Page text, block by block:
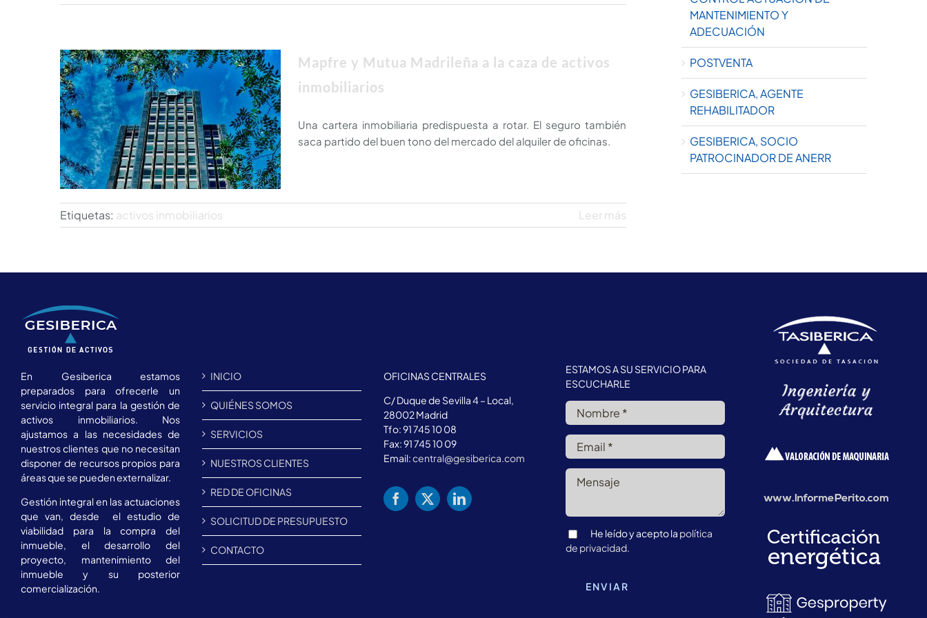
Mapfre y Mutua Madrileña a la caza de activos
inmobiliarios
Una cartera inmobiliaria predispuesta a rotar. El seguro también
saca partido del buen tono del mercado del alquiler de oficinas.
Etiquetas: activos inmobiliarios Leer más
MANTENIMIENTO Y
ADECUACIÓN
POSTVENTA
GESIBERICA, AGENTE
REHABILITADOR
GESIBERICA, SOCIO
PATROCINADOR DE ANERR
En Gesiberica estamos
preparados para ofrecerle un
servicio integral para la gestión de
activos inmobiliarios. Nos
ajustamos a las necesidades de
nuestros clientes que no necesitan
disponer de recursos propios para
áreas que se pueden externalizar.
Gestión integral en las actuaciones
que van, desde el estudio de
viabilidad para la compra del
inmueble, el desarrollo del
proyecto, mantenimiento del
inmueble y su posterior
comercialización.
INICIO
QUIÉNES SOMOS
SERVICIOS
NUESTROS CLIENTES
RED DE OFICINAS
SOLICITUD DE PRESUPUESTO
CONTACTO
OFICINAS CENTRALES
C/ Duque de Sevilla 4 – Local,
28002 Madrid
Tfo: 91 745 10 08
Fax: 91 745 10 09
Email:central@gesiberica.com
ESTAMOS A SU SERVICIO PARA
ESCUCHARLE
He leído y acepto la política
de privacidad.